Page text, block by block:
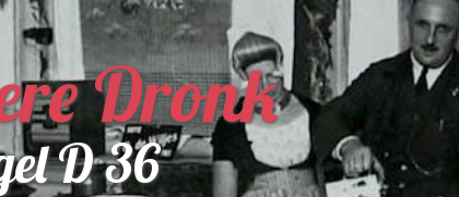
Dronk
D 36